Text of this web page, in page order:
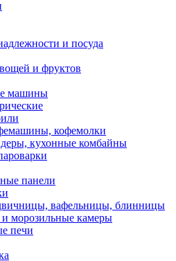
и посуда
и фруктов
машины
кофемолки
кухонные комбайны
панели
вафельницы, блинницы
морозильные камеры
печи